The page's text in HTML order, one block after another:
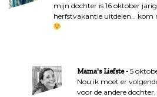
mijn dochter is 16 oktober
herfstvakantie uitdelen… kom
Mama's Liefste
5
Nou ik moet er
voor de andere